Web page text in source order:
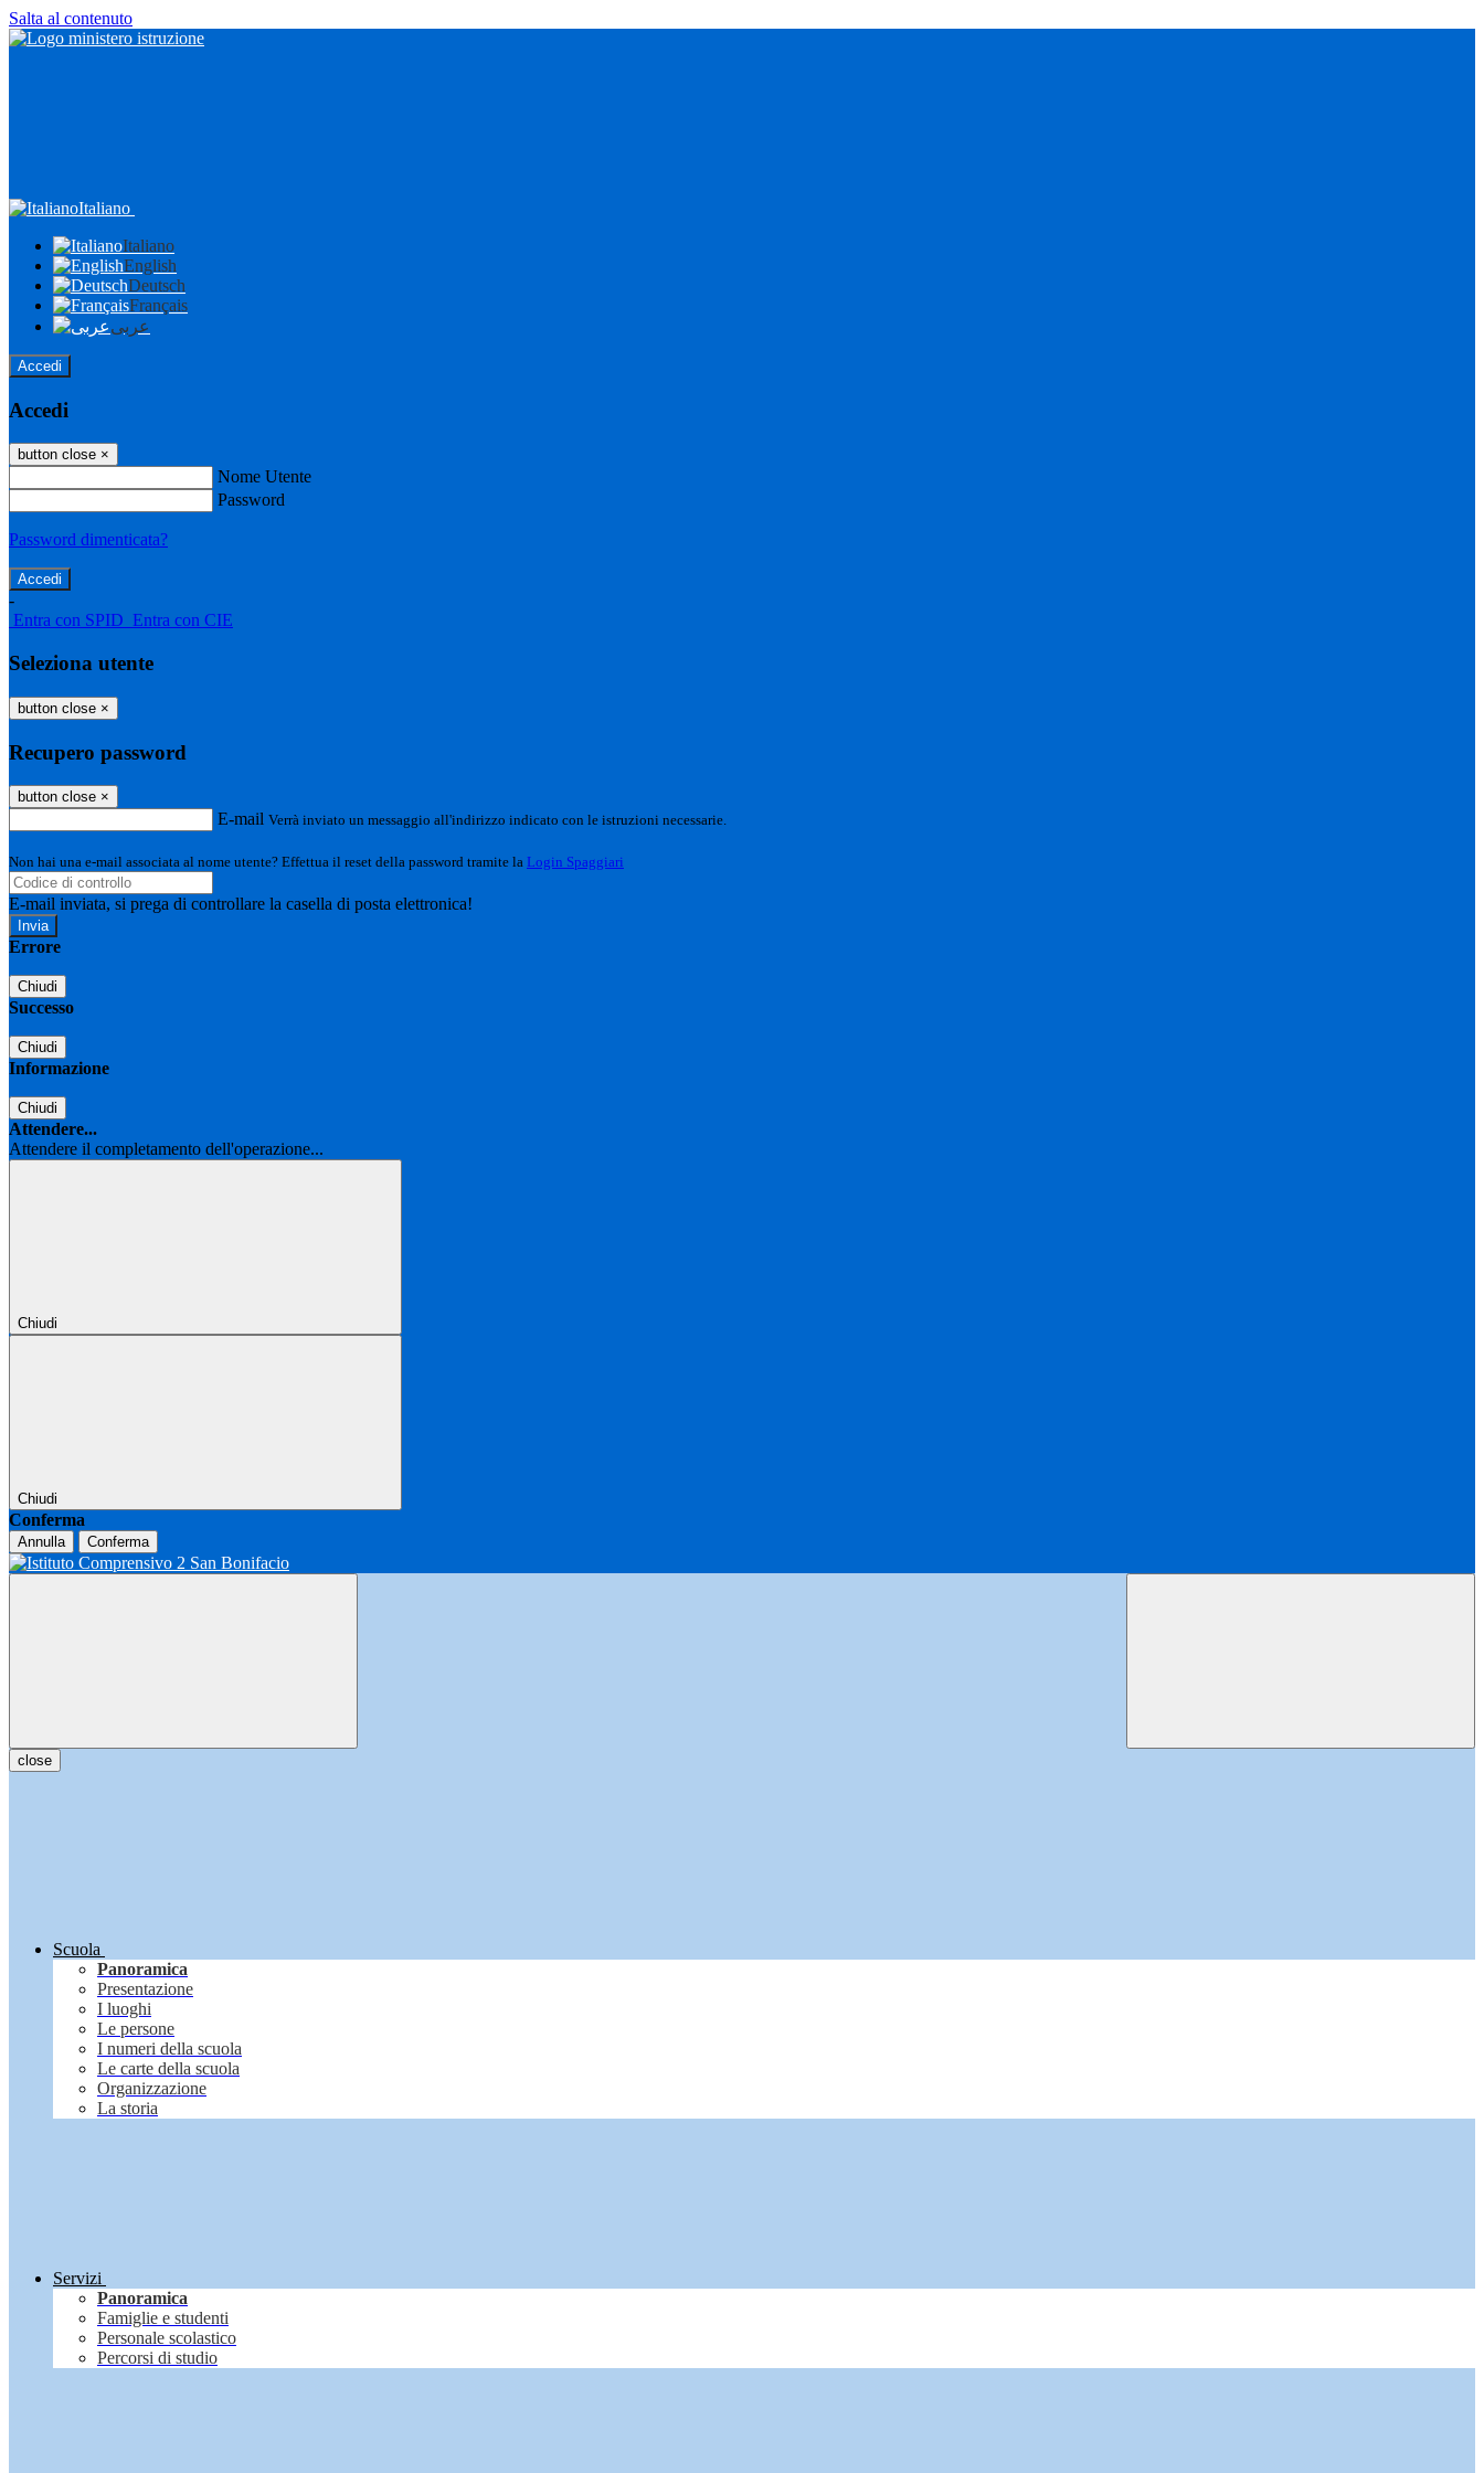
Salta al contenuto
Italiano
Italiano
English
Deutsch
Français
عربى
Accedi
Accedi
button close ×
Nome Utente
Password
Password dimenticata?
-
Entra con SPID Entra con CIE
Seleziona utente
button close ×
Recupero password
button close ×
E-mail Verrà inviato un messaggio all'indirizzo indicato con le istruzioni necessarie.
Non hai una e-mail associata al nome utente? Effettua il reset della password tramite la Login Spaggiari
E-mail inviata, si prega di controllare la casella di posta elettronica!
Errore
Chiudi
Successo
Chiudi
Informazione
Chiudi
Attendere...
Attendere il completamento dell'operazione...
Chiudi
Chiudi
Conferma
Annulla Conferma
close
Scuola
Panoramica
Presentazione
I luoghi
Le persone
I numeri della scuola
Le carte della scuola
Organizzazione
La storia
Servizi
Panoramica
Famiglie e studenti
Personale scolastico
Percorsi di studio